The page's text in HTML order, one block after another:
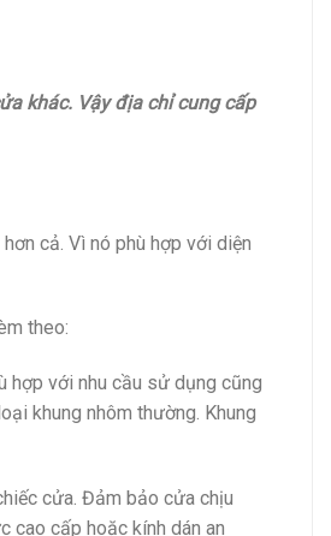
khác. Vậy địa chỉ cung cấp
cả. Vì nó phù hợp với diện
theo:
hợp với nhu cầu sử dụng cũng
khung nhôm thường. Khung
cửa. Đảm bảo cửa chịu
cao cấp hoặc kính dán an